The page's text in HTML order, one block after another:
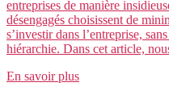
entreprises de manière
désengagés choisissent de
s’investir dans l’entreprise,
hiérarchie. Dans cet article,
En savoir plus